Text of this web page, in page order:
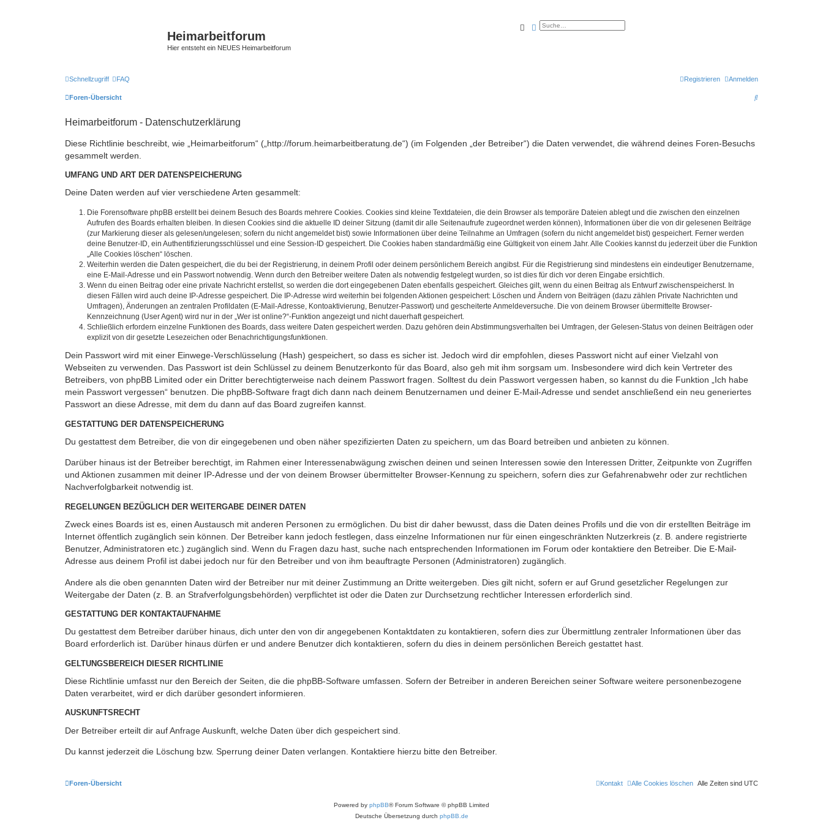
Heimarbeitforum
Hier entsteht ein NEUES Heimarbeitforum
SucheErweiterte Suche
Schnellzugriff FAQ Anmelden
Registrieren
Foren-Übersicht
S
Heimarbeitforum - Datenschutzerklärung
Diese Richtlinie beschreibt, wie „Heimarbeitforum“ („http://forum.heimarbeitberatung.de“) (im Folgenden „der Betreiber“) die Daten verwendet, die während deines Foren-Besuchs
gesammelt werden.
UMFANG UND ART DER DATENSPEICHERUNG
Deine Daten werden auf vier verschiedene Arten gesammelt:
Die Forensoftware phpBB erstellt bei deinem Besuch des Boards mehrere Cookies. Cookies sind kleine Textdateien, die dein Browser als temporäre Dateien ablegt und die zwischen den einzelnen
Aufrufen des Boards erhalten bleiben. In diesen Cookies sind die aktuelle ID deiner Sitzung (damit dir alle Seitenaufrufe zugeordnet werden können), Informationen über die von dir gelesenen Beiträge
(zur Markierung dieser als gelesen/ungelesen; sofern du nicht angemeldet bist) sowie Informationen über deine Teilnahme an Umfragen (sofern du nicht angemeldet bist) gespeichert. Ferner werden
deine Benutzer-ID, ein Authentifizierungsschlüssel und eine Session-ID gespeichert. Die Cookies haben standardmäßig eine Gültigkeit von einem Jahr. Alle Cookies kannst du jederzeit über die Funktion
„Alle Cookies löschen“ löschen.
Weiterhin werden die Daten gespeichert, die du bei der Registrierung, in deinem Profil oder deinem persönlichem Bereich angibst. Für die Registrierung sind mindestens ein eindeutiger Benutzername,
eine E-Mail-Adresse und ein Passwort notwendig. Wenn durch den Betreiber weitere Daten als notwendig festgelegt wurden, so ist dies für dich vor deren Eingabe ersichtlich.
Wenn du einen Beitrag oder eine private Nachricht erstellst, so werden die dort eingegebenen Daten ebenfalls gespeichert. Gleiches gilt, wenn du einen Beitrag als Entwurf zwischenspeicherst. In
diesen Fällen wird auch deine IP-Adresse gespeichert. Die IP-Adresse wird weiterhin bei folgenden Aktionen gespeichert: Löschen und Ändern von Beiträgen (dazu zählen Private Nachrichten und
Umfragen), Änderungen an zentralen Profildaten (E-Mail-Adresse, Kontoaktivierung, Benutzer-Passwort) und gescheiterte Anmeldeversuche. Die von deinem Browser übermittelte Browser-
Kennzeichnung (User Agent) wird nur in der „Wer ist online?“-Funktion angezeigt und nicht dauerhaft gespeichert.
Schließlich erfordern einzelne Funktionen des Boards, dass weitere Daten gespeichert werden. Dazu gehören dein Abstimmungsverhalten bei Umfragen, der Gelesen-Status von deinen Beiträgen oder
explizit von dir gesetzte Lesezeichen oder Benachrichtigungsfunktionen.
Dein Passwort wird mit einer Einwege-Verschlüsselung (Hash) gespeichert, so dass es sicher ist. Jedoch wird dir empfohlen, dieses Passwort nicht auf einer Vielzahl von
Webseiten zu verwenden. Das Passwort ist dein Schlüssel zu deinem Benutzerkonto für das Board, also geh mit ihm sorgsam um. Insbesondere wird dich kein Vertreter des
Betreibers, von phpBB Limited oder ein Dritter berechtigterweise nach deinem Passwort fragen. Solltest du dein Passwort vergessen haben, so kannst du die Funktion „Ich habe
mein Passwort vergessen“ benutzen. Die phpBB-Software fragt dich dann nach deinem Benutzernamen und deiner E-Mail-Adresse und sendet anschließend ein neu generiertes
Passwort an diese Adresse, mit dem du dann auf das Board zugreifen kannst.
GESTATTUNG DER DATENSPEICHERUNG
Du gestattest dem Betreiber, die von dir eingegebenen und oben näher spezifizierten Daten zu speichern, um das Board betreiben und anbieten zu können.
Darüber hinaus ist der Betreiber berechtigt, im Rahmen einer Interessenabwägung zwischen deinen und seinen Interessen sowie den Interessen Dritter, Zeitpunkte von Zugriffen
und Aktionen zusammen mit deiner IP-Adresse und der von deinem Browser übermittelter Browser-Kennung zu speichern, sofern dies zur Gefahrenabwehr oder zur rechtlichen
Nachverfolgbarkeit notwendig ist.
REGELUNGEN BEZÜGLICH DER WEITERGABE DEINER DATEN
Zweck eines Boards ist es, einen Austausch mit anderen Personen zu ermöglichen. Du bist dir daher bewusst, dass die Daten deines Profils und die von dir erstellten Beiträge im
Internet öffentlich zugänglich sein können. Der Betreiber kann jedoch festlegen, dass einzelne Informationen nur für einen eingeschränkten Nutzerkreis (z. B. andere registrierte
Benutzer, Administratoren etc.) zugänglich sind. Wenn du Fragen dazu hast, suche nach entsprechenden Informationen im Forum oder kontaktiere den Betreiber. Die E-Mail-
Adresse aus deinem Profil ist dabei jedoch nur für den Betreiber und von ihm beauftragte Personen (Administratoren) zugänglich.
Andere als die oben genannten Daten wird der Betreiber nur mit deiner Zustimmung an Dritte weitergeben. Dies gilt nicht, sofern er auf Grund gesetzlicher Regelungen zur
Weitergabe der Daten (z. B. an Strafverfolgungsbehörden) verpflichtet ist oder die Daten zur Durchsetzung rechtlicher Interessen erforderlich sind.
GESTATTUNG DER KONTAKTAUFNAHME
Du gestattest dem Betreiber darüber hinaus, dich unter den von dir angegebenen Kontaktdaten zu kontaktieren, sofern dies zur Übermittlung zentraler Informationen über das
Board erforderlich ist. Darüber hinaus dürfen er und andere Benutzer dich kontaktieren, sofern du dies in deinem persönlichen Bereich gestattet hast.
GELTUNGSBEREICH DIESER RICHTLINIE
Diese Richtlinie umfasst nur den Bereich der Seiten, die die phpBB-Software umfassen. Sofern der Betreiber in anderen Bereichen seiner Software weitere personenbezogene
Daten verarbeitet, wird er dich darüber gesondert informieren.
AUSKUNFTSRECHT
Der Betreiber erteilt dir auf Anfrage Auskunft, welche Daten über dich gespeichert sind.
Du kannst jederzeit die Löschung bzw. Sperrung deiner Daten verlangen. Kontaktiere hierzu bitte den Betreiber.
Foren-Übersicht Alle Zeiten sind UTC
Alle Cookies löschen
Kontakt
Powered by phpBB® Forum Software © phpBB Limited
Deutsche Übersetzung durch phpBB.de